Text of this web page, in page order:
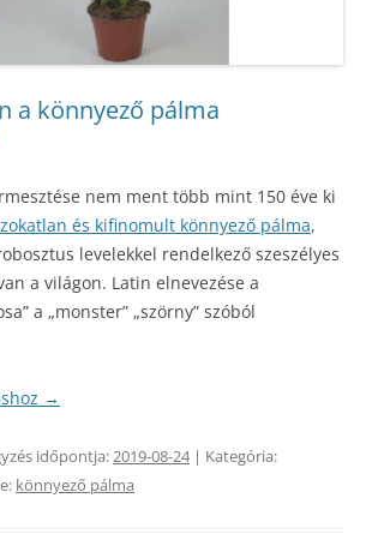
a könnyező pálma
nem ment több mint 150 éve ki
és kifinomult könnyező pálma,
levelekkel rendelkező szeszélyes
a világon. Latin elnevezése a
a „monster” „szörny” szóból
→
időpontja:2019-08-24| Kategória:
könnyező pálma